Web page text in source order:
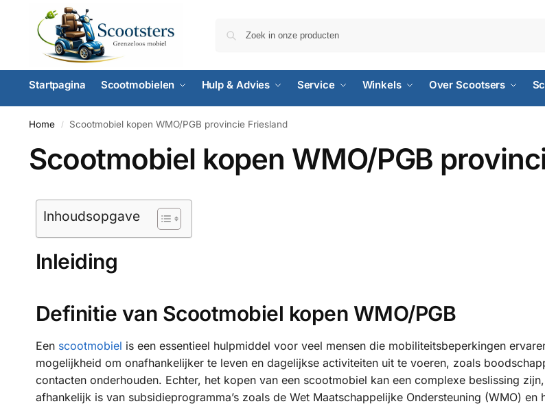
Startpagina Scootmobielen Hulp & Advies Service Winkels Over Scootsers
Home / Scootmobiel kopen WMO/PGB provincie Friesland
Scootmobiel kopen WMO/PGB
Inhoudsopgave
Inleiding
Definitie van Scootmobiel kopen WMO/PGB
Een scootmobiel is een essentieel hulpmiddel voor veel mensen die mobiliteitsbeperkingen
mogelijkheid om onafhankelijker te leven en dagelijkse activiteiten uit te voeren, zoals
contacten onderhouden. Echter, het kopen van een scootmobiel kan een complexe beslissing
afhankelijk is van subsidieprogramma’s zoals de Wet Maatschappelijke Ondersteuning (WMO) en